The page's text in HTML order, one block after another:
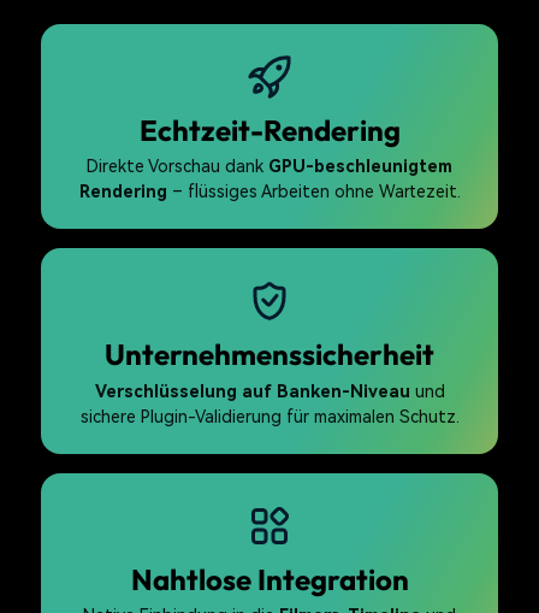
Echtzeit-Rendering
Direkte Vorschau dank GPU-beschleunigtem
Rendering – flüssiges Arbeiten ohne Wartezeit.
Unternehmenssicherheit
Verschlüsselung auf Banken-Niveau und
sichere Plugin-Validierung für maximalen Schutz.
Nahtlose Integration